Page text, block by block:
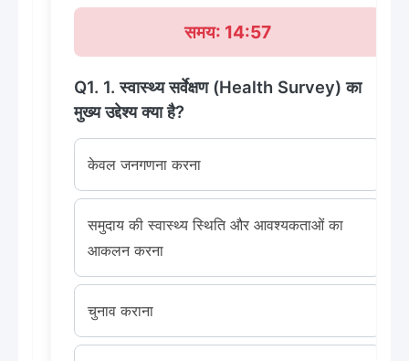
समय: 14:56
Q1. 1. स्वास्थ्य सर्वेक्षण (Health Survey) का
मुख्य उद्देश्य क्या है?
केवल जनगणना करना
समुदाय की स्वास्थ्य स्थिति और आवश्यकताओं का
आकलन करना
चुनाव कराना